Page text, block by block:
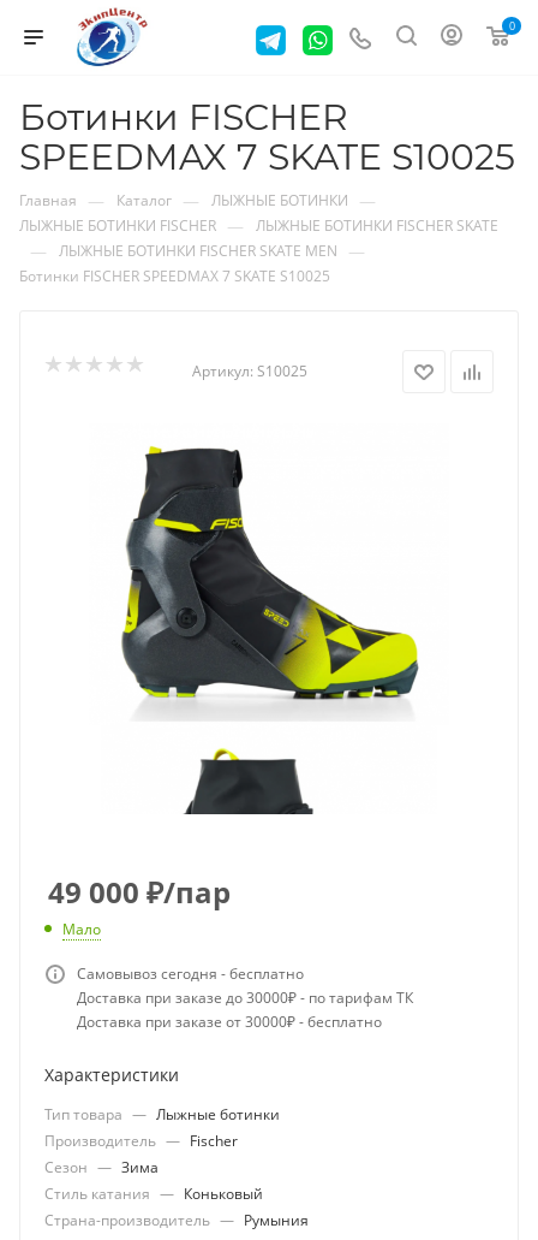
0
Ботинки FISCHER
SPEEDMAX 7 SKATE S10025
Главная — Каталог — ЛЫЖНЫЕ БОТИНКИ —
ЛЫЖНЫЕ БОТИНКИ FISCHER — ЛЫЖНЫЕ БОТИНКИ FISCHER SKATE
— ЛЫЖНЫЕ БОТИНКИ FISCHER SKATE MEN —
Ботинки FISCHER SPEEDMAX 7 SKATE S10025
Артикул: S10025
49 000 ₽/пар
Мало
Самовывоз сегодня - бесплатно
Доставка при заказе до 30000₽ - по тарифам ТК
Доставка при заказе от 30000₽ - бесплатно
Характеристики
Тип товара — Лыжные ботинки
Производитель — Fischer
Сезон — Зима
Стиль катания — Коньковый
Страна-производитель — Румыния